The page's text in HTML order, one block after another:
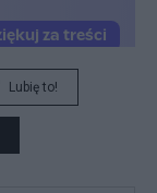
Lubię to!